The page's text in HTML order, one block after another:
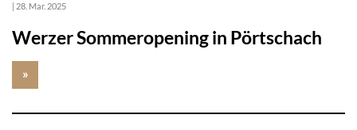
28. Mar. 2025
Werzer Sommeropening in Pörtschach
»